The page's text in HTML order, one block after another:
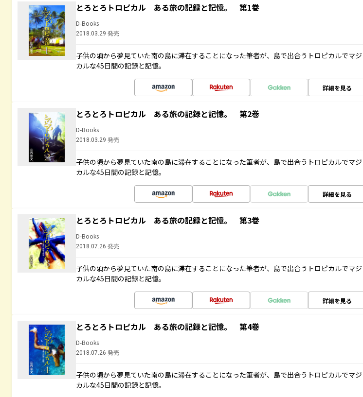
とろとろトロピカル ある旅の記録と記憶。 第1巻
D-Books
2018.03.29 発売
子供の頃から夢見ていた南の島に滞在することになった筆者が、島で出合うトロピカルでマジ
カルな45日間の記録と記憶。
詳細を見る
とろとろトロピカル ある旅の記録と記憶。 第2巻
D-Books
2018.03.29 発売
子供の頃から夢見ていた南の島に滞在することになった筆者が、島で出合うトロピカルでマジ
カルな45日間の記録と記憶。
詳細を見る
とろとろトロピカル ある旅の記録と記憶。 第3巻
D-Books
2018.07.26 発売
子供の頃から夢見ていた南の島に滞在することになった筆者が、島で出合うトロピカルでマジ
カルな45日間の記録と記憶。
詳細を見る
とろとろトロピカル ある旅の記録と記憶。 第4巻
D-Books
2018.07.26 発売
子供の頃から夢見ていた南の島に滞在することになった筆者が、島で出合うトロピカルでマジ
カルな45日間の記録と記憶。